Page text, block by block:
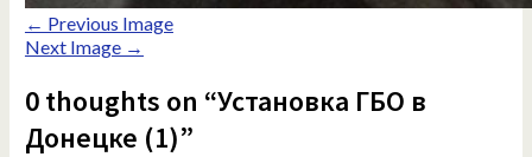
← Previous Image
Next Image →
0 thoughts on “Установка ГБО в
Донецке (1)”